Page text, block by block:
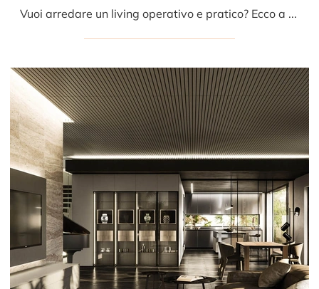
Vuoi arredare un living operativo e pratico? Ecco a te la parete attrezzata 36e8 2879 Lago dalle linee decise moderne.